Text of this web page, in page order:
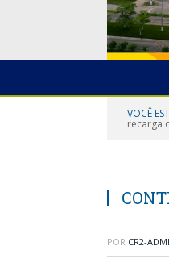
VOCÊ
recarga
POR CR2-